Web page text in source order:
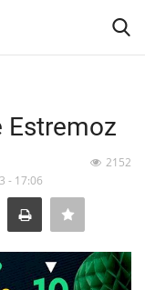
Estremoz
- 17:06
2152